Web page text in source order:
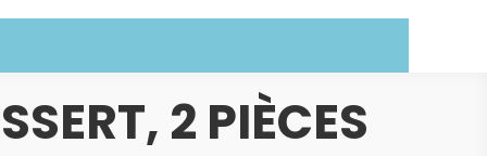
2 PIÈCES